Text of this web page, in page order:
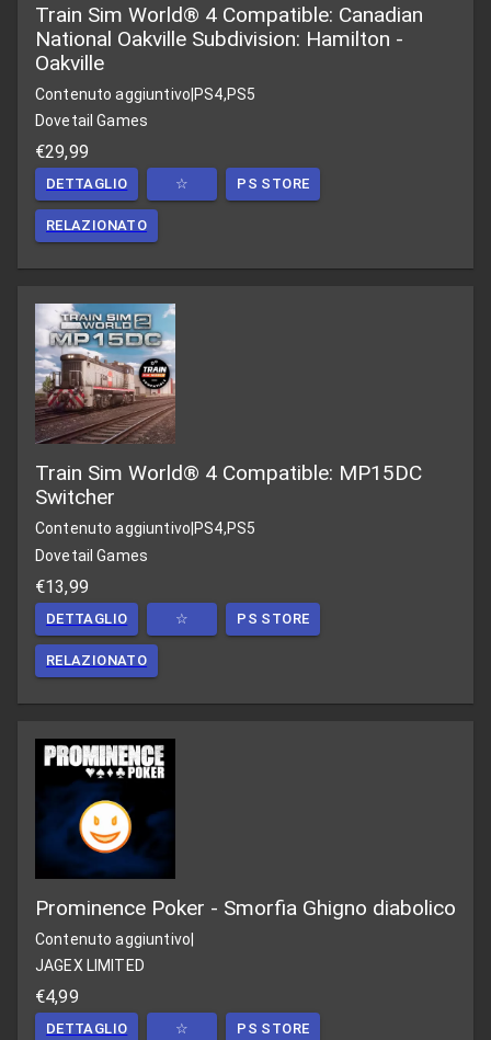
Train Sim World® 4 Compatible: Canadian
National Oakville Subdivision: Hamilton -
Oakville
Contenuto aggiuntivo|PS4,PS5
Dovetail Games
€29,99
DETTAGLIO ☆ PS STORE
RELAZIONATO
Train Sim World® 4 Compatible: MP15DC
Switcher
Contenuto aggiuntivo PS4,PS5
Dovetail Games
€13,99
DETTAGLIO ☆ PS STORE
RELAZIONATO
Prominence Poker - Smorfia Ghigno diabolico
Contenuto aggiuntivo|
JAGEX LIMITED
€4,99
DETTAGLIO ☆ PS STORE